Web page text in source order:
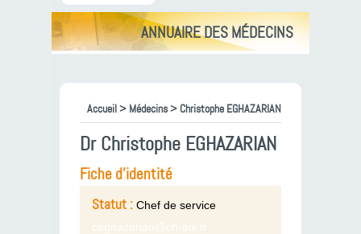
ANNUAIRE DES MÉDECINS
Accueil> Médecins> Christophe EGHAZARIAN
Dr Christophe EGHAZARIAN
Fiche d'identité
Statut : Chef de service
ceghazarian@ch-aix.fr